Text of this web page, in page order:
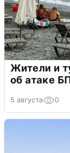
Жители и
об атаке
5 августа 0